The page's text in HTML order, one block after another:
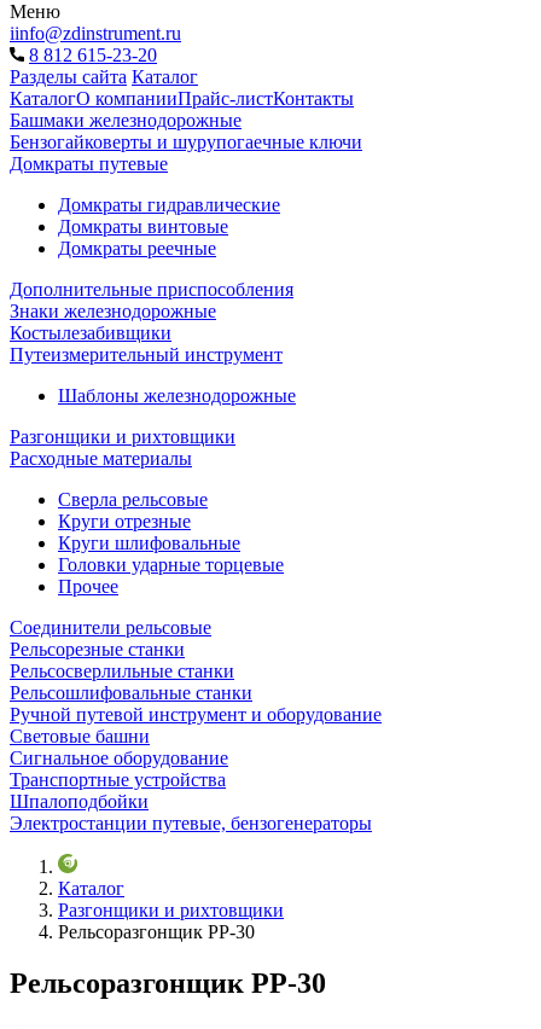
Меню
iinfo@zdinstrument.ru
8 812 615-23-20
Разделы сайта Каталог
КаталогО компанииПрайс-листКонтакты
Башмаки железнодорожные
Бензогайковерты и шурупогаечные ключи
Домкраты путевые
Домкраты гидравлические
Домкраты винтовые
Домкраты реечные
Дополнительные приспособления
Знаки железнодорожные
Костылезабивщики
Путеизмерительный инструмент
Шаблоны железнодорожные
Разгонщики и рихтовщики
Расходные материалы
Сверла рельсовые
Круги отрезные
Круги шлифовальные
Головки ударные торцевые
Прочее
Соединители рельсовые
Рельсорезные станки
Рельсосверлильные станки
Рельсошлифовальные станки
Ручной путевой инструмент и оборудование
Световые башни
Сигнальное оборудование
Транспортные устройства
Шпалоподбойки
Электростанции путевые, бензогенераторы
Каталог
Разгонщики и рихтовщики
Рельсоразгонщик РР-30
Рельсоразгонщик РР-30